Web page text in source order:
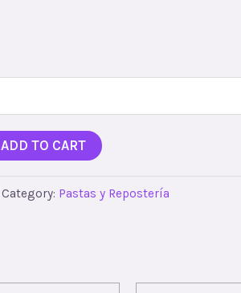
ADD TO CART
Category: Pastas y Repostería